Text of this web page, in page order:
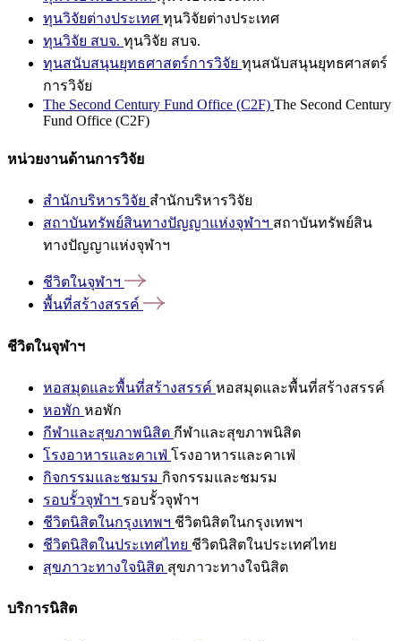
ทุนวิจัยต่างประเทศ ทุนวิจัยต่างประเทศ
ทุนวิจัย สบจ. ทุนวิจัย สบจ.
ทุนสนับสนุนยุทธศาสตร์การวิจัย ทุนสนับสนุนยุทธศาสตร์
การวิจัย
The Second Century Fund Office (C2F) The Second Century
Fund Office (C2F)
หน่วยงานด้านการวิจัย
สำนักบริหารวิจัย สำนักบริหารวิจัย
สถาบันทรัพย์สินทางปัญญาแห่งจุฬาฯ สถาบันทรัพย์สิน
ทางปัญญาแห่งจุฬาฯ
ชีวิตในจุฬาฯ
พื้นที่สร้างสรรค์
ชีวิตในจุฬาฯ
หอสมุดและพื้นที่สร้างสรรค์ หอสมุดและพื้นที่สร้างสรรค์
หอพัก หอพัก
กีฬาและสุขภาพนิสิต กีฬาและสุขภาพนิสิต
โรงอาหารและคาเฟ่ โรงอาหารและคาเฟ่
กิจกรรมและชมรม กิจกรรมและชมรม
รอบรั้วจุฬาฯ รอบรั้วจุฬาฯ
ชีวิตนิสิตในกรุงเทพฯ ชีวิตนิสิตในกรุงเทพฯ
ชีวิตนิสิตในประเทศไทย ชีวิตนิสิตในประเทศไทย
สุขภาวะทางใจนิสิต สุขภาวะทางใจนิสิต
บริการนิสิต